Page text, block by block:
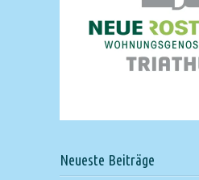
Neueste Beiträge